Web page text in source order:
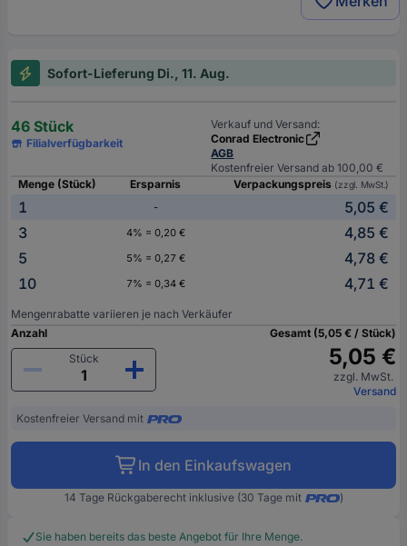
Sofort-Lieferung Di., 11. Aug.
46 Stück
Filialverfügbarkeit
Verkauf und Versand:
Conrad Electronic
AGB
Kostenfreier Versand ab 100,00 €
Menge (Stück)
Ersparnis Verpackungspreis (zzgl. MwSt.)
1 -
5,05 €
3
4% = 0,20 €
4,85 €
5
5% = 0,27 €
4,78 €
10
7% = 0,34 € 4,71 €
Mengenrabatte variieren je nach Verkäufer
Anzahl
Stück
Gesamt (5,05 € / Stück)
5,05 €
zzgl. MwSt.
Versand
Kostenfreier Versand mit
In den Einkaufswagen
14 Tage Rückgaberecht inklusive (30 Tage mit )
Sie haben bereits das beste Angebot für Ihre Menge.